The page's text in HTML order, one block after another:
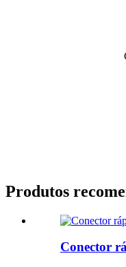
Produtos
Conector